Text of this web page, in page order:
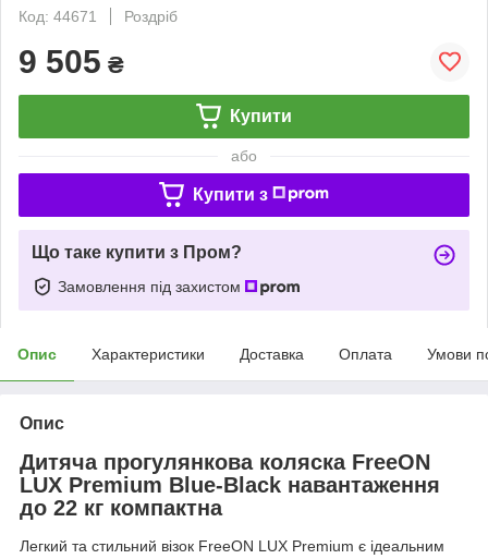
Код: 44671
Роздріб
9 505 ₴
Купити
або
Купити з
Що таке купити з Пром?
Замовлення під захистом
Опис Характеристики Доставка Оплата Умови
Опис
Дитяча прогулянкова коляска FreeON
LUX Premium Blue-Black навантаження
до 22 кг компактна
Легкий та стильний візок FreeON LUX Premium є ідеальним